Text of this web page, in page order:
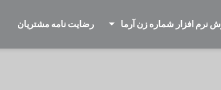
نرم افزار شماره زن آرما رضایت نامه مشتریان